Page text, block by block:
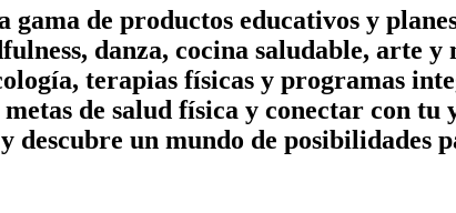
de productos educativos y
danza, cocina saludable, arte y
terapias físicas y programas
de salud física y conectar con tu
descubre un mundo de posibilidades